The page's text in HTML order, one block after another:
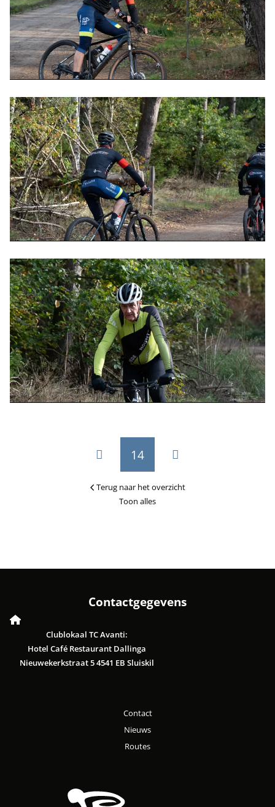
Terug naar het overzicht
14
Toon alles
Contactgegevens
Clublokaal TC Avanti:
Hotel Café Restaurant Dallinga
Nieuwekerkstraat 5 4541 EB Sluiskil
Contact
Nieuws
Routes